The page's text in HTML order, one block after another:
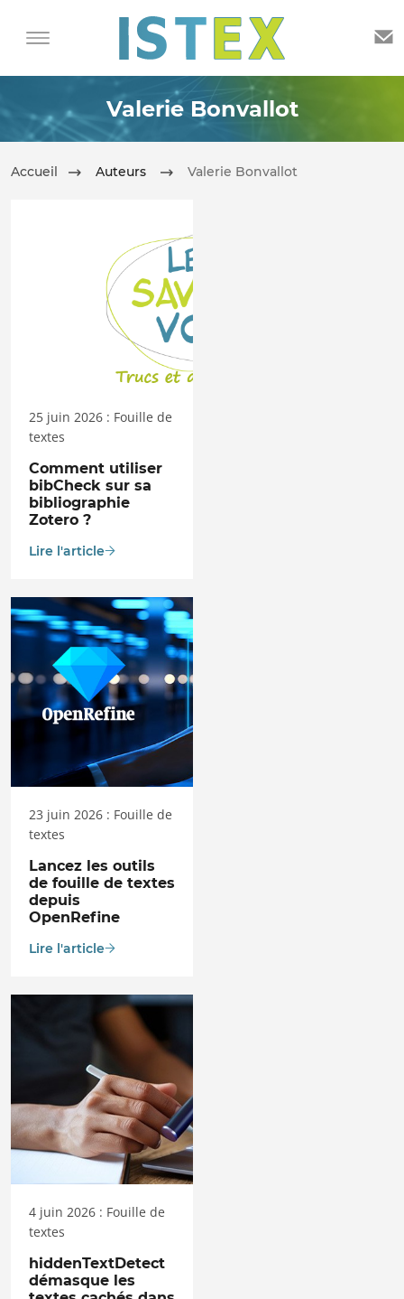
Valerie Bonvallot
Accueil Auteurs Valerie Bonvallot
25 juin 2026 : Fouille de
textes
Comment utiliser
bibCheck sur sa
bibliographie
Zotero ?
Lire l'article
23 juin 2026 : Fouille de
textes
Lancez les outils
de fouille de textes
depuis
OpenRefine
Lire l'article
4 juin 2026 : Fouille de
textes
hiddenTextDetect
démasque les